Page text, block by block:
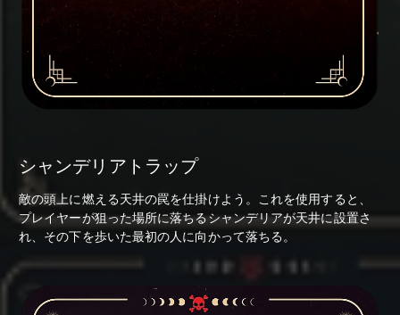
シャンデリアトラップ
敵の頭上に燃える天井の罠を仕掛けよう。これを使用すると、
プレイヤーが狙った場所に落ちるシャンデリアが天井に設置さ
れ、その下を歩いた最初の人に向かって落ちる。